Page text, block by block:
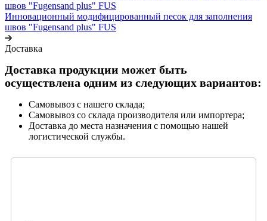
Инновационный модифицированный песок для заполнения
швов "Fugensand plus" FUS
Доставка
Доставка продукции может быть
осуществлена одним из следующих вариантов:
Самовывоз с нашего склада;
Самовывоз со склада производителя или импортера;
Доставка до места назначения с помощью нашей
логистической службы.